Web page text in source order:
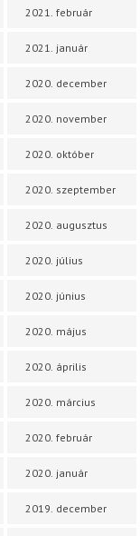
2021. február
2021. január
2020. december
2020. november
2020. október
2020. szeptember
2020. augusztus
2020. július
2020. június
2020. május
2020. április
2020. március
2020. február
2020. január
2019. december